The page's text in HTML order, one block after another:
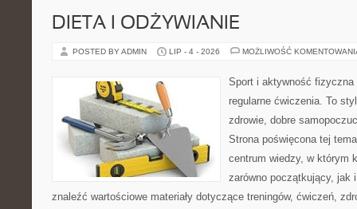
DIETA I ODŻYWIANIE
POSTED BY ADMIN LIP - 4 - 2026 MOŻLIWOŚĆ
Sport i aktywność
regularne ćwiczenia. To
zdrowie, dobre
Strona poświęcona tej
centrum wiedzy, w którym
zarówno początkujący, jak
znaleźć wartościowe materiały dotyczące treningów, ćwiczeń,